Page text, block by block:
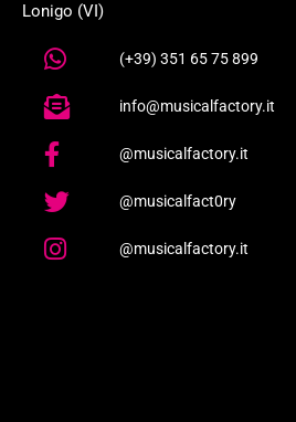
Lonigo (VI)
(+39) 351 65 75 899
info@musicalfactory.it
@musicalfactory.it
@musicalfact0ry
@musicalfactory.it